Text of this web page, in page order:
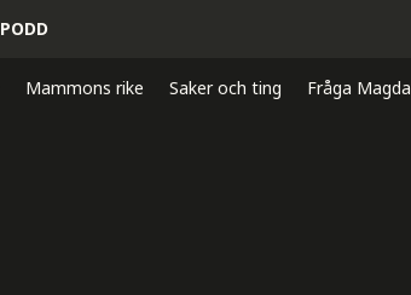
PODD
Mammons rike Saker och ting Fråga Magda